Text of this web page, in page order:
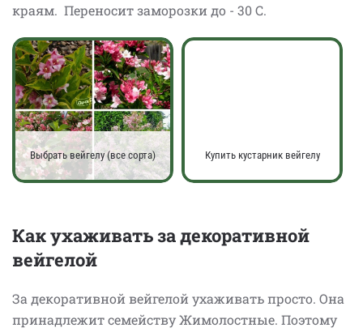
краям. Переносит заморозки до - 30 С.
Выбрать вейгелу (все сорта) Купить кустарник вейгелу
Как ухаживать за декоративной
вейгелой
За декоративной вейгелой ухаживать просто. Она
принадлежит семейству Жимолостные. Поэтому